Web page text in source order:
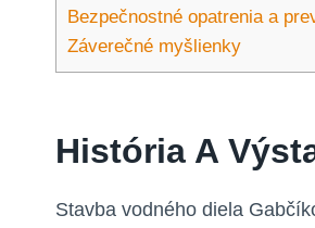
Bezpečnostné opatrenia a
Záverečné myšlienky
História A
Stavba vodného diela